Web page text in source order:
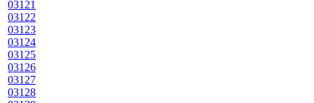
03121
03122
03123
03124
03125
03126
03127
03128